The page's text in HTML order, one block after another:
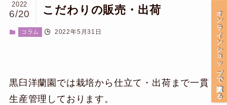
こだわりの販売・出荷
2022
6/20
コラム 2022年5月31日
黒臼洋蘭園では栽培から仕立て・出荷まで一貫
生産管理しております。
オンラインショップで購入する